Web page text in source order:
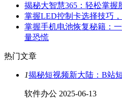
揭秘大智慧365：轻松掌握
掌握LED控制卡选择技巧
掌握手机电池恢复秘籍：
量恐慌
热门文章
1揭秘短视频新大陆：B站
软件办公 2025-06-13